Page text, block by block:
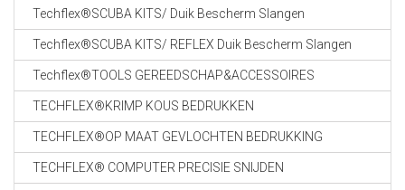
Techflex®SCUBA KITS/ Duik Bescherm Slangen
Techflex®SCUBA KITS/ REFLEX Duik Bescherm Slangen
Techflex®TOOLS GEREEDSCHAP&ACCESSOIRES
TECHFLEX®KRIMP KOUS BEDRUKKEN
TECHFLEX®OP MAAT GEVLOCHTEN BEDRUKKING
TECHFLEX® COMPUTER PRECISIE SNIJDEN